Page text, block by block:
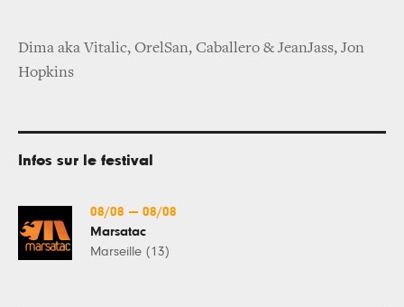
Dima aka Vitalic, OrelSan, Caballero & JeanJass, Jon
Hopkins
Infos sur le festival
08/08 — 08/08
Marsatac
Marseille (13)